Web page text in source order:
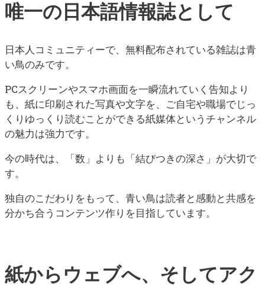
唯一の日本語情報誌として
日本人コミュニティーで、無料配布されている雑誌は青
い鳥のみです。
PCスクリーンやスマホ画面を一瞬流れていく告知より
も、紙に印刷された写真や文字を、ご自宅や職場でじっ
くりゆっくり読むことができる紙媒体というチャンネル
の魅力は強力です。
今の時代は、「数」よりも「結びつきの深さ」が大切で
す。
独自のこだわりをもって、青い鳥は読者と感動と共感を
分かち合うコンテンツ作りを目指しています。
紙からウェブへ、そしてアク